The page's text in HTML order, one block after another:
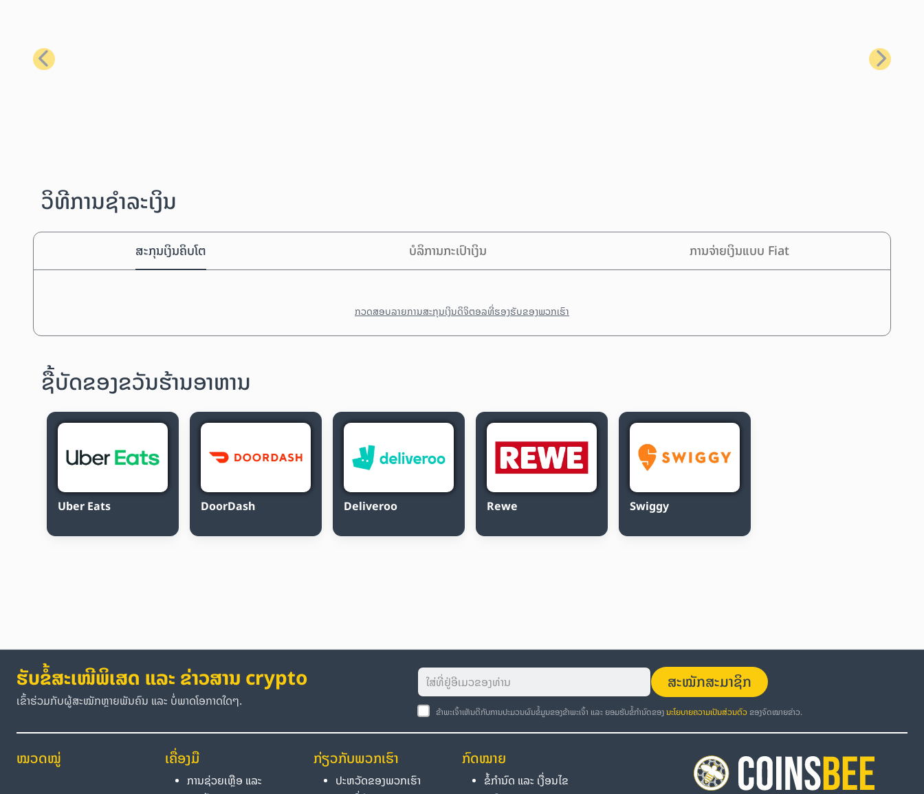
ກ່ອນໜ້າ ຕໍ່ໄປ
ວິທີການຊຳລະເງິນ
ສະກຸນເງິນຄິບໂຕ ບໍລິການກະເປົາເງິນ ການຈ່າຍເງິນແບບ Fiat
ກວດສອບລາຍການສະກຸນເງິນດິຈິຕອລທີ່ຮອງຮັບຂອງພວກເຮົາ
ຊື້ບັດຂອງຂວັນຮ້ານອາຫານ
Uber Eats DoorDash Deliveroo Rewe Swiggy
ຮັບຂໍ້ສະເໜີພິເສດ ແລະ ຂ່າວສານ crypto
ເຂົ້າຮ່ວມກັບຜູ້ສະໝັກຫຼາຍພັນຄົນ ແລະ ບໍ່ພາດໂອກາດໃດໆ.
ສະໝັກສະມາຊິກ
ຂ້າພະເຈົ້າເຫັນດີກັບການປະມວນຜົນຂໍ້ມູນຂອງຂ້າພະເຈົ້າ ແລະ ຍອມຮັບຂໍ້ກຳນົດຂອງນະໂຍບາຍຄວາມເປັນສ່ວນຕົວຂອງຈົດໝາຍຂ່າວ.
ໝວດໝູ່ ເຄື່ອງມື
ການຊ່ວຍເຫຼືອ ແລະ
ກ່ຽວກັບພວກເຮົາ
ປະຫວັດຂອງພວກເຮົາ
ກົດໝາຍ
ຂໍ້ກຳນົດ ແລະ ເງື່ອນໄຂ